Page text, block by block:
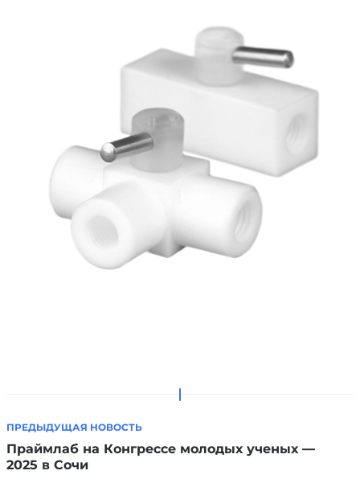
ПРЕДЫДУЩАЯ НОВОСТЬ
Праймлаб на Конгрессе молодых ученых —
2025 в Сочи